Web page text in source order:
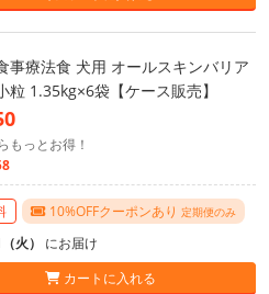
事療法食 犬用 オールスキンバリア
粒 1.35kg×6袋【ケース販売】
もっとお得！
10%OFFクーポンあり 定期便のみ
火） にお届け
カートに入れる